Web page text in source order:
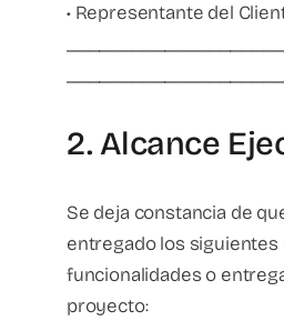
• Representante del
2. Alcance
Se deja constancia de
entregado los siguientes
funcionalidades o
proyecto: